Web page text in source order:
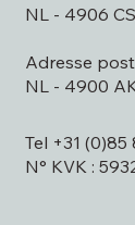
NL - 4906
Adresse
NL - 4900
Tel +31
N° KVK :